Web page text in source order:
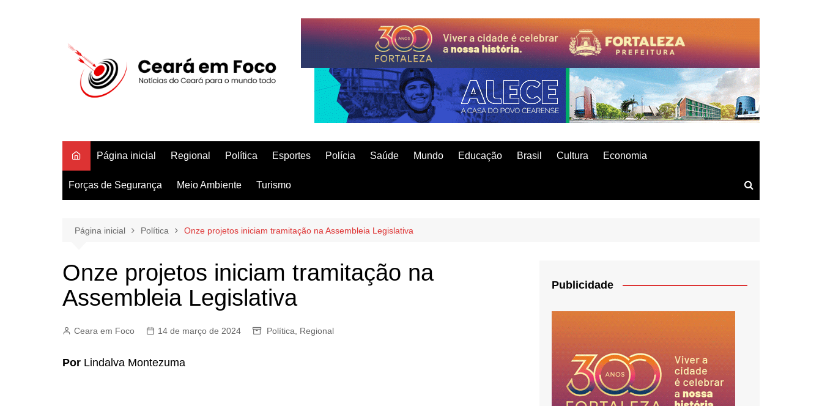
Página inicial Regional Política Esportes Polícia Saúde Mundo Educação Brasil Cultura Economia
Forças de Segurança Meio Ambiente Turismo
Página inicial Política Onze projetos iniciam tramitação na Assembleia Legislativa
Onze projetos iniciam tramitação na
Assembleia Legislativa
Ceara em Foco 14 de março de 2024 Política Regional
Por Lindalva Montezuma
Publicidade